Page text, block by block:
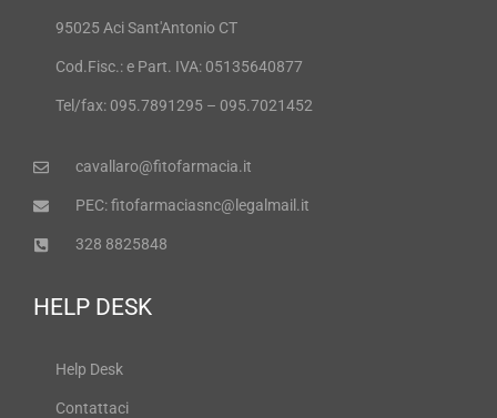
95025 Aci Sant'Antonio CT
Cod.Fisc.: e Part. IVA: 05135640877
Tel/fax: 095.7891295 – 095.7021452
cavallaro@fitofarmacia.it
PEC: fitofarmaciasnc@legalmail.it
328 8825848
HELP DESK
Help Desk
Contattaci